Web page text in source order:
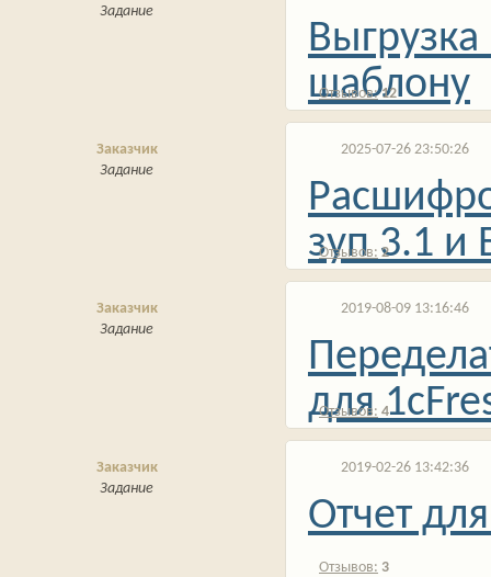
Задание
Выгрузка
шаблону
12
Заказчик
Задание
2025-07-26 23:50:26
зуп 3.1 и
2
Заказчик
Задание
2019-08-09 13:16:46
для 4
Заказчик
Задание
2019-02-26 13:42:36
Отчет
3